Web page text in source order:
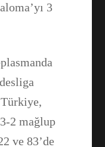
3
2 mağlup
ve 83’de